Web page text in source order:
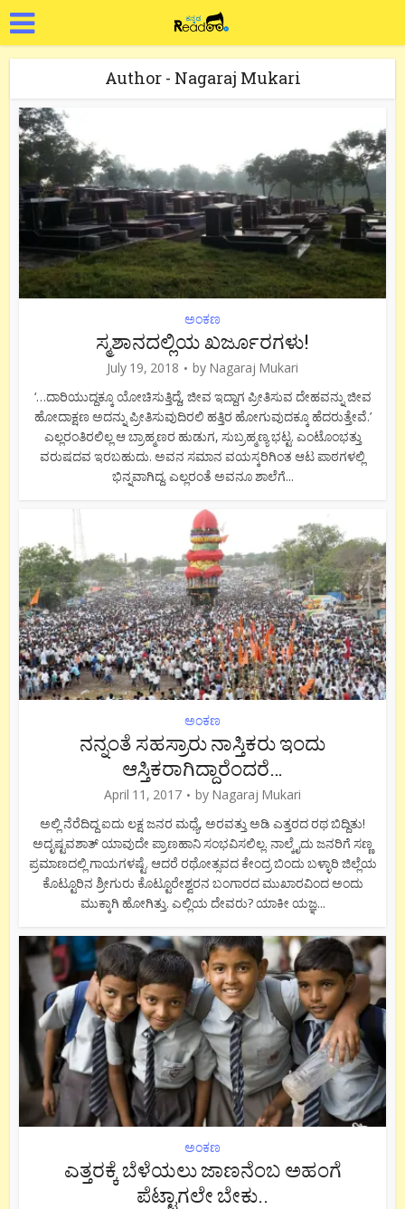
Author - Nagaraj Mukari
ಅಂಕಣ
ಸ್ಮಶಾನದಲ್ಲಿಯ ಖರ್ಜೂರಗಳು!
July 19, 2018 by Nagaraj Mukari
‘…ದಾರಿಯುದ್ದಕ್ಕೂ ಯೋಚಿಸುತ್ತಿದ್ದೆ, ಜೀವ ಇದ್ದಾಗ ಪ್ರೀತಿಸುವ ದೇಹವನ್ನು ಜೀವ
ಹೋದಾಕ್ಷಣ ಅದನ್ನು ಪ್ರೀತಿಸುವುದಿರಲಿ ಹತ್ತಿರ ಹೋಗುವುದಕ್ಕೂ ಹೆದರುತ್ತೇವೆ.’
ಎಲ್ಲರಂತಿರಲಿಲ್ಲ ಆ ಬ್ರಾಹ್ಮಣರ ಹುಡುಗ, ಸುಬ್ರಹ್ಮಣ್ಯ ಭಟ್ಟ. ಎಂಟೊಂಭತ್ತು
ವರುಷದವ ಇರಬಹುದು. ಅವನ ಸಮಾನ ವಯಸ್ಕರಿಗಿಂತ ಆಟ ಪಾಠಗಳಲ್ಲಿ
ಭಿನ್ನವಾಗಿದ್ದ. ಎಲ್ಲರಂತೆ ಅವನೂ ಶಾಲೆಗೆ...
ಅಂಕಣ
ನನ್ನಂತೆ ಸಹಸ್ರಾರು ನಾಸ್ತಿಕರು ಇಂದು
ಆಸ್ತಿಕರಾಗಿದ್ದಾರೆಂದರೆ…
April 11, 2017 by Nagaraj Mukari
ಅಲ್ಲಿ ನೆರೆದಿದ್ದ ಐದು ಲಕ್ಷ ಜನರ ಮಧ್ಯೆ, ಅರವತ್ತು ಅಡಿ ಎತ್ತರದ ರಥ ಬಿದ್ದಿತು!
ಅದೃಷ್ಟವಶಾತ್ ಯಾವುದೇ ಪ್ರಾಣಹಾನಿ ಸಂಭವಿಸಲಿಲ್ಲ. ನಾಲ್ಕೈದು ಜನರಿಗೆ ಸಣ್ಣ
ಪ್ರಮಾಣದಲ್ಲಿ ಗಾಯಗಳಷ್ಟೆ. ಆದರೆ ರಥೋತ್ಸವದ ಕೇಂದ್ರ ಬಿಂದು ಬಳ್ಳಾರಿ ಜಿಲ್ಲೆಯ
ಕೊಟ್ಟೂರಿನ ಶ್ರೀಗುರು ಕೊಟ್ಟೂರೇಶ್ವರನ ಬಂಗಾರದ ಮುಖಾರವಿಂದ ಅಂದು
ಮುಕ್ಕಾಗಿ ಹೋಗಿತ್ತು. ಎಲ್ಲಿಯ ದೇವರು? ಯಾಕೀ ಯಜ್ಞ...
ಅಂಕಣ
ಎತ್ತರಕ್ಕೆ ಬೆಳೆಯಲು ಜಾಣನೆಂಬ ಅಹಂಗೆ
ಪೆಟ್ಟಾಗಲೇ ಬೇಕು..